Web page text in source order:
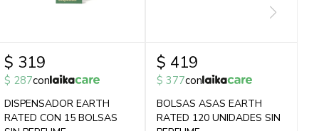
$ 319
$ 287con
DISPENSADOR EARTH
RATED CON 15 BOLSAS
$ 419
$ 377con
BOLSAS ASAS EARTH
RATED 120 UNIDADES SIN